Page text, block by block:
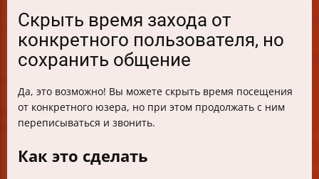
Скрыть время захода от
конкретного пользователя, но
сохранить общение
Да, это возможно! Вы можете скрыть время посещения
от конкретного юзера, но при этом продолжать с ним
переписываться и звонить.
Как это сделать